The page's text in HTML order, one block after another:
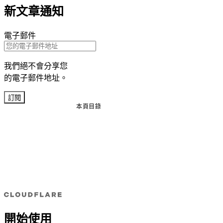
本頁目錄
新文章通知
電子郵件
我們絕不會分享您
的電子郵件地址。
訂閱
開始使用